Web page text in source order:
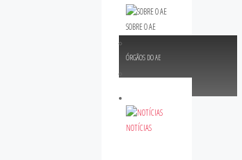
SOBRE O AE
ÓRGÃOS DO AE
NOTÍCIAS